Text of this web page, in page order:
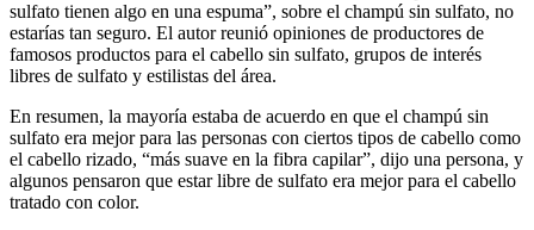
sulfato tienen algo en una espuma”, sobre el champú sin sulfato, no
estarías tan seguro. El autor reunió opiniones de productores de
famosos productos para el cabello sin sulfato, grupos de interés
libres de sulfato y estilistas del área.
En resumen, la mayoría estaba de acuerdo en que el champú sin
sulfato era mejor para las personas con ciertos tipos de cabello como
el cabello rizado, “más suave en la fibra capilar”, dijo una persona, y
algunos pensaron que estar libre de sulfato era mejor para el cabello
tratado con color.